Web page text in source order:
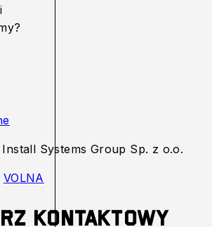
Install Systems Group Sp. z o.o.
VOLNA
kontaktowy